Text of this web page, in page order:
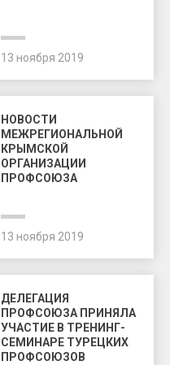
13 ноября 2019
НОВОСТИ
МЕЖРЕГИОНАЛЬНОЙ
КРЫМСКОЙ
ОРГАНИЗАЦИИ
ПРОФСОЮЗА
13 ноября 2019
ДЕЛЕГАЦИЯ
ПРОФСОЮЗА ПРИНЯЛА
УЧАСТИЕ В ТРЕНИНГ-
СЕМИНАРЕ ТУРЕЦКИХ
ПРОФСОЮЗОВ